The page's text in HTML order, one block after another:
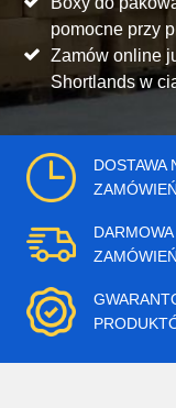
pomocne przy
Zamów online
Shortlands w
DOSTAWA